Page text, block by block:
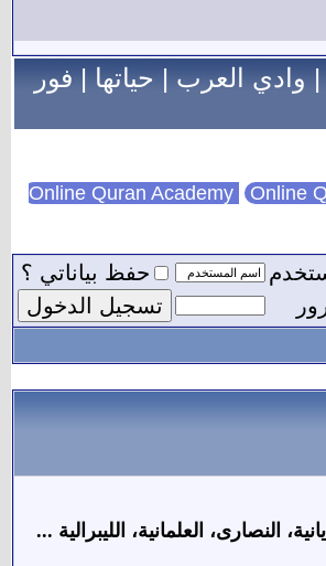
وادي العرب|حياتها|فور
Online
حفظ بياناتي ؟
النصارى، العلمانية، الليبرالية ...